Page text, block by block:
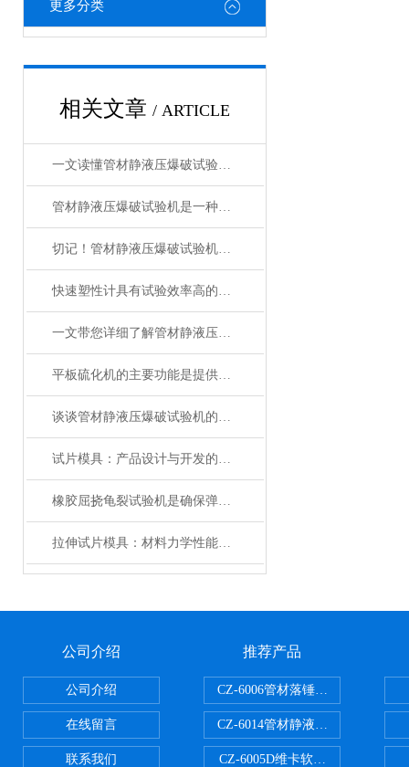
更多分类
相关文章 / ARTICLE
一文读懂管材静液压爆破试验机，一起来了解下吧！
管材静液压爆破试验机是一种用于测试管材抗压性能的试验设备
切记！管材静液压爆破试验机使用后清洁工作要到位！
快速塑性计具有试验效率高的优点
一文带您详细了解管材静液压爆破试验机
平板硫化机的主要功能是提供硫化所需的压力和温度
谈谈管材静液压爆破试验机的相关知识
试片模具：产品设计与开发的得力助手
橡胶屈挠龟裂试验机是确保弹性材料性能的关键设备
拉伸试片模具：材料力学性能测试的精密基石
公司介绍
公司介绍
在线留言
联系我们
推荐产品
CZ-6006管材落锤冲击试验机
CZ-6014管材静液压爆破试验机
CZ-6005D维卡软化点温度测定仪